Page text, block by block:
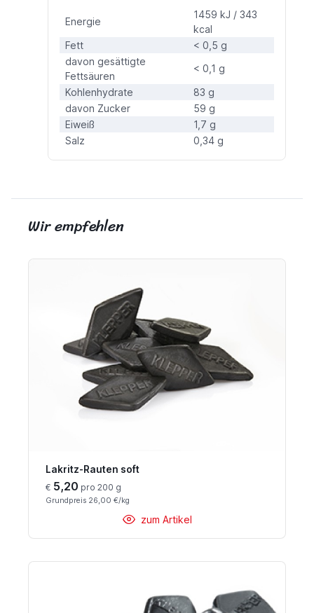
Energie
1459 kJ / 343
kcal
Fett
< 0,5 g
davon gesättigte
Fettsäuren
< 0,1 g
Kohlenhydrate
83 g
davon Zucker
59 g
Eiweiß
1,7 g
Salz
0,34 g
Wir empfehlen
Lakritz-Rauten soft
€ 5,20 pro 200 g
Grundpreis 26,00 €/kg
zum Artikel